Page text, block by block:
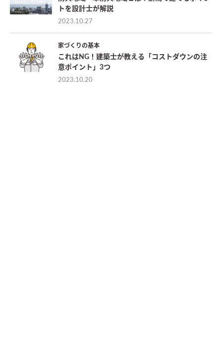
トを設計士が解説
2023.10.27
家づくりの基本
これはNG！建築士が教える「コストダウンの注
意ポイント」3つ
2023.10.20